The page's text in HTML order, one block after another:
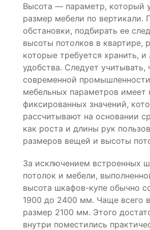
Высота — параметр, который
размер мебели по вертикали.
обстановки, подбирать ее
высоты потолков в квартире,
которые требуется хранить, и
удобства. Следует учитывать,
современной
мебельных параметров имеет
фиксированных значений,
рассчитывают на основании
как роста и длины рук
размеров вещей и высоты
За исключением встроенных
потолок и мебели,
высота шкафов-купе обычно
1900 до 2400 мм. Чаще всего
размер 2100 мм. Этого
внутри поместились